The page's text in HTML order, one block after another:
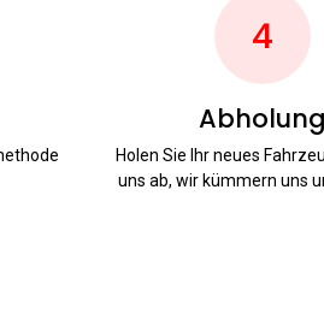
4
Abholung
Holen Sie Ihr neues
uns ab, wir kümmern uns